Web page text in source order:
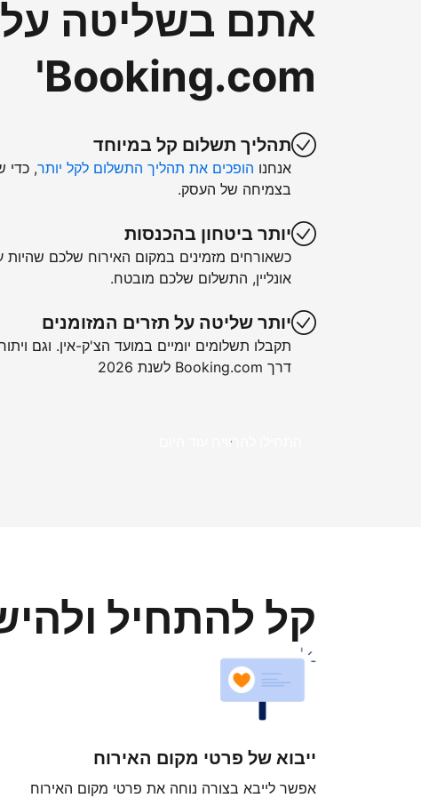
אתם בשליטה
Booking.com'
תהליך תשלום קל במיוחד
אנחנו הופכים את תהליך התשלום לקל יותר, כדי
בצמיחה של העסק.
יותר ביטחון בהכנסות
כשאורחים מזמינים במקום האירוח שלכם
אונליין, התשלום שלכם מובטח.
יותר שליטה על תזרים המזומנים
תקבלו תשלומים יומיים במועד הצ'ק-אין. וגם
דרך Booking.com לשנת 2026
התחילו להרוויח עוד היום
קל להתחיל
ייבוא של פרטי מקום האירוח
אפשר לייבא בצורה נוחה את פרטי מקום האירוח